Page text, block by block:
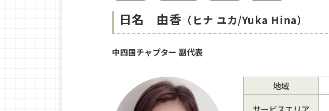
日名 由香 （ヒナ ユカ/Yuka Hina）
中四国チャプター 副代表
地域